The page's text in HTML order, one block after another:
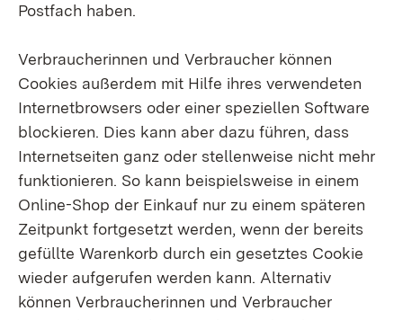
Postfach haben.
Verbraucherinnen und Verbraucher können
Cookies außerdem mit Hilfe ihres verwendeten
Internetbrowsers oder einer speziellen Software
blockieren. Dies kann aber dazu führen, dass
Internetseiten ganz oder stellenweise nicht mehr
funktionieren. So kann beispielsweise in einem
Online-Shop der Einkauf nur zu einem späteren
Zeitpunkt fortgesetzt werden, wenn der bereits
gefüllte Warenkorb durch ein gesetztes Cookie
wieder aufgerufen werden kann. Alternativ
können Verbraucherinnen und Verbraucher